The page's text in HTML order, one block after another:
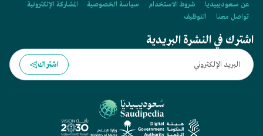
عن سعوديبيديا شروط الاستخدام سياسة الخصوصية
المشاركة الإلكترونية
تواصل معنا
التوظيف
اشترك في النشرة البريدية
اشتراك